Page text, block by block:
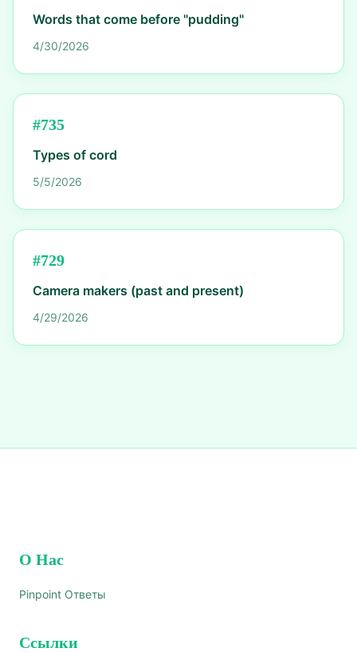
Words that come before "pudding"
4/30/2026
#735
Types of cord
5/5/2026
#729
Camera makers (past and present)
4/29/2026
О Нас
Pinpoint Ответы
Ссылки